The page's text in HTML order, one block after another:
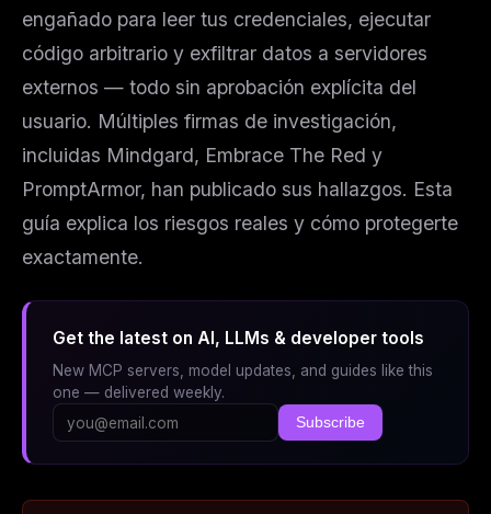
engañado para leer tus credenciales, ejecutar
código arbitrario y exfiltrar datos a servidores
externos — todo sin aprobación explícita del
usuario. Múltiples firmas de investigación,
incluidas Mindgard, Embrace The Red y
PromptArmor, han publicado sus hallazgos. Esta
guía explica los riesgos reales y cómo protegerte
exactamente.
Get the latest on AI, LLMs & developer tools
New MCP servers, model updates, and guides like this
one — delivered weekly.
Subscribe